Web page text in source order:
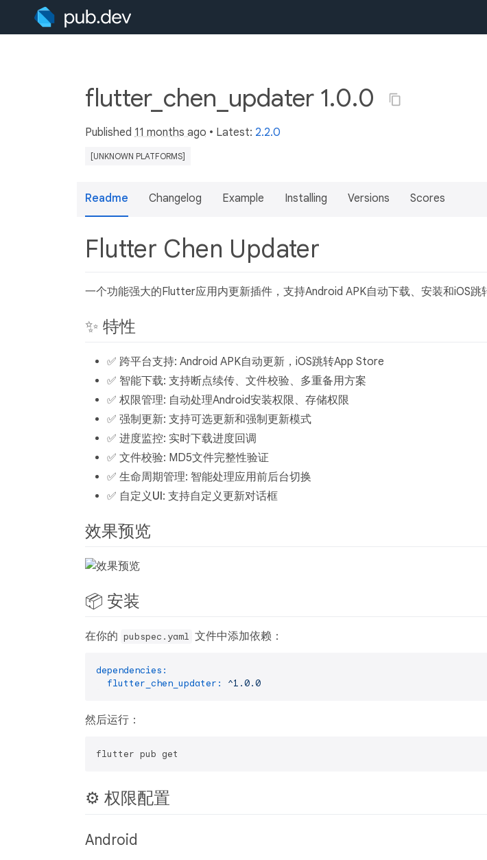
flutter_chen_updater 1.0.0
Published 11 months ago • Latest: 2.2.0
[UNKNOWN PLATFORMS]
Readme Changelog Example Installing Versions Scores
Flutter Chen Updater
一个功能强大的Flutter应用内更新插件，支持Android APK自动下载、安装和iOS跳
✨ 特性
✅ 跨平台支持: Android APK自动更新，iOS跳转App Store
✅ 智能下载: 支持断点续传、文件校验、多重备用方案
✅ 权限管理: 自动处理Android安装权限、存储权限
✅ 强制更新: 支持可选更新和强制更新模式
✅ 进度监控: 实时下载进度回调
✅ 文件校验: MD5文件完整性验证
✅ 生命周期管理: 智能处理应用前后台切换
✅ 自定义UI: 支持自定义更新对话框
效果预览
📦 安装
在你的 pubspec.yaml 文件中添加依赖：
dependencies:
flutter_chen_updater:
^1.0.0
然后运行：
⚙️ 权限配置
Android